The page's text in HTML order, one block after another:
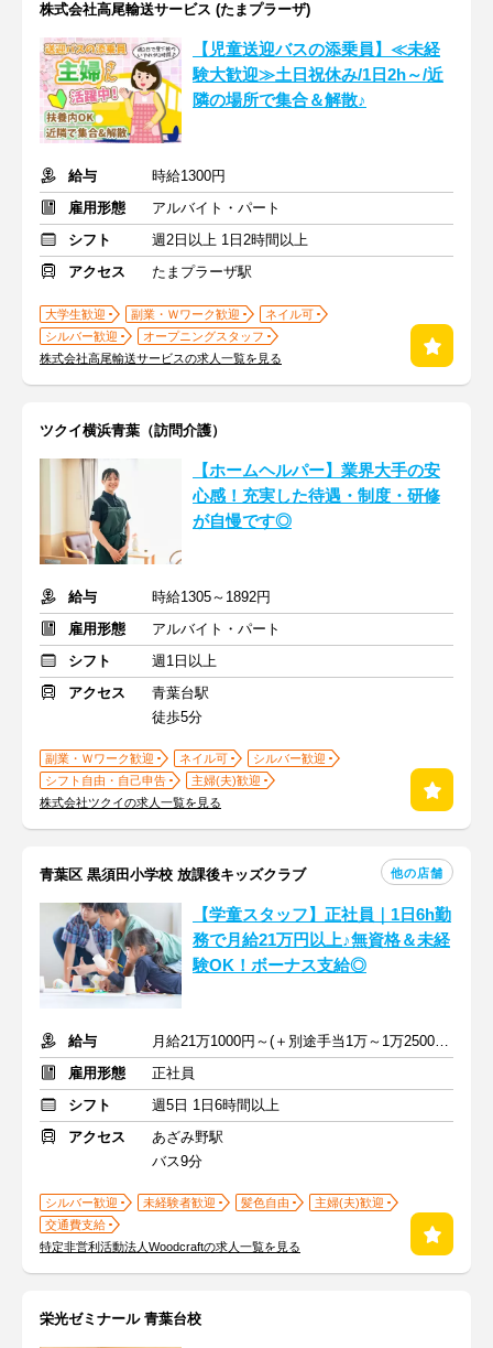
株式会社高尾輸送サービス (たまプラーザ)
【児童送迎バスの添乗員】≪未経
験大歓迎≫土日祝休み/1日2h～/近
隣の場所で集合＆解散♪
給与
時給1300円
雇用形態
アルバイト・パート
シフト
週2日以上 1日2時間以上
アクセス
たまプラーザ駅
大学生歓迎 副業・Ｗワーク歓迎
ネイル可
シルバー歓迎
オープニングスタッフ
株式会社高尾輸送サービスの求人一覧を見る
ツクイ横浜青葉（訪問介護）
【ホームヘルパー】業界大手の安
心感！充実した待遇・制度・研修
が自慢です◎
給与
時給1305～1892円
雇用形態
アルバイト・パート
シフト
週1日以上
アクセス
青葉台駅
徒歩5分
副業・Ｗワーク歓迎 ネイル可
シルバー歓迎
シフト自由・自己申告
主婦(夫)歓迎
株式会社ツクイの求人一覧を見る
青葉区 黒須田小学校 放課後キッズクラブ 他の店舗
【学童スタッフ】正社員｜1日6h勤
務で月給21万円以上♪無資格＆未経
験OK！ボーナス支給◎
給与
月給21万1000円～(＋別途手当1万～1万2500円) ＋交通費全額支給
雇用形態
正社員
シフト
週5日 1日6時間以上
アクセス
あざみ野駅
バス9分
シルバー歓迎 未経験者歓迎 髪色自由
主婦(夫)歓迎
交通費支給
特定非営利活動法人Woodcraftの求人一覧を見る
栄光ゼミナール 青葉台校